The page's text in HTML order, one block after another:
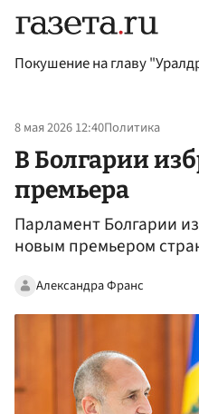
Покушение на главу
8 мая 2026 12:40Политика
В Болгарии
премьера
Парламент Болгарии
новым премьером
Александра Франс